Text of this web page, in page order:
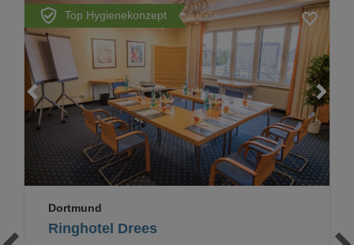
Top Hygienekonzept
Loading...
Ringhotel Drees
Dortmund